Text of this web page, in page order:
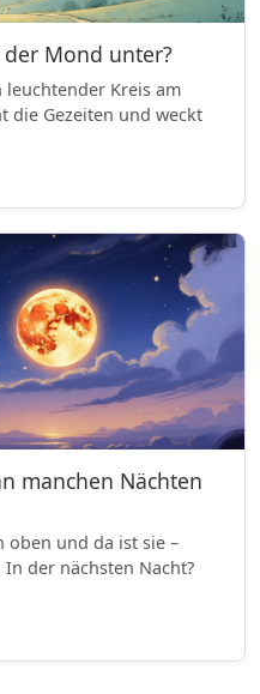
Mond unter?
Kreis am
die Gezeiten und weckt
manchen Nächten
oben und da ist sie –
der nächsten Nacht?